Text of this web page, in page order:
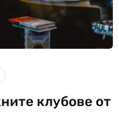
клубове от